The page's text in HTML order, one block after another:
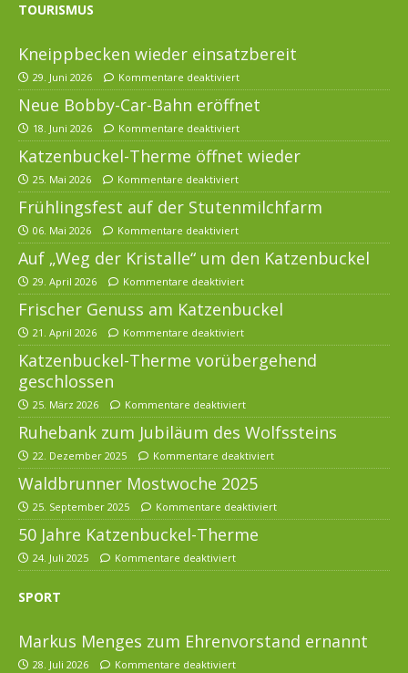
TOURISMUS
Kneippbecken wieder einsatzbereit
29. Juni 2026 Kommentare deaktiviert
Neue Bobby-Car-Bahn eröffnet
18. Juni 2026 Kommentare deaktiviert
Katzenbuckel-Therme öffnet wieder
25. Mai 2026 Kommentare deaktiviert
Frühlingsfest auf der Stutenmilchfarm
06. Mai 2026 Kommentare deaktiviert
Auf „Weg der Kristalle“ um den Katzenbuckel
29. April 2026 Kommentare deaktiviert
Frischer Genuss am Katzenbuckel
21. April 2026 Kommentare deaktiviert
Katzenbuckel-Therme vorübergehend
geschlossen
25. März 2026 Kommentare deaktiviert
Ruhebank zum Jubiläum des Wolfssteins
22. Dezember 2025 Kommentare deaktiviert
Waldbrunner Mostwoche 2025
25. September 2025 Kommentare deaktiviert
50 Jahre Katzenbuckel-Therme
24. Juli 2025 Kommentare deaktiviert
SPORT
Markus Menges zum Ehrenvorstand ernannt
28. Juli 2026 Kommentare deaktiviert